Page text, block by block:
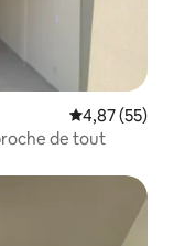
Note
4,87 (55)
de tout